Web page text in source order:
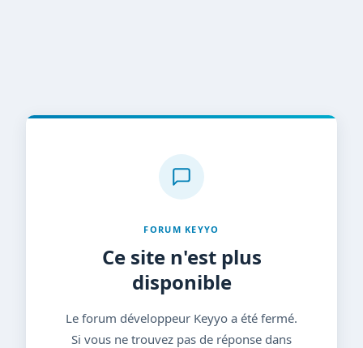
FORUM KEYYO
Ce site n'est plus
disponible
Le forum développeur Keyyo a été fermé.
Si vous ne trouvez pas de réponse dans